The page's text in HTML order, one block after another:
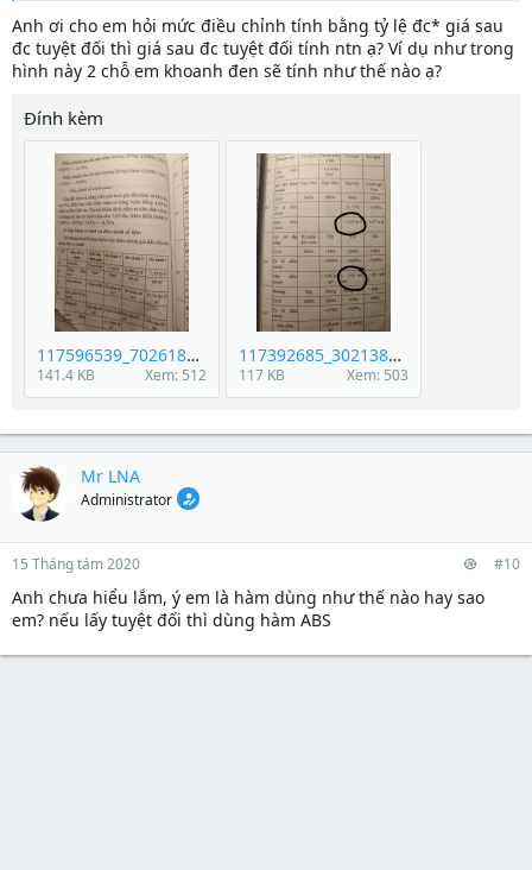
Anh ơi cho em hỏi mức điều chỉnh tính bằng tỷ lệ đc* giá sau
đc tuyệt đối thì giá sau đc tuyệt đối tính ntn ạ? Ví dụ như trong
hình này 2 chỗ em khoanh đen sẽ tính như thế nào ạ?
Đính kèm
117596539_702618227252103_2680431398998137037_n.jpg
141.4 KB Xem: 512
117392685_302138927558762_3110536317169368757_n.jpg
117 KB Xem: 503
Mr LNA
Administrator
15 Tháng tám 2020 #10
Anh chưa hiểu lắm, ý em là hàm dùng như thế nào hay sao
em? nếu lấy tuyệt đối thì dùng hàm ABS